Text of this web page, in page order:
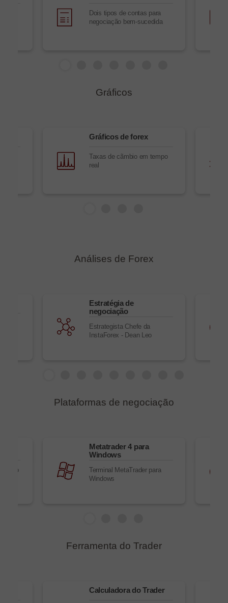
Dois tipos de contas para
negociação bem-sucedida
Gráficos
Gráficos de forex
Taxas de cãmbio em tempo
real
Análises de Forex
Estratégia de
negociação
Estrategista Chefe da
InstaForex - Dean Leo
Plataformas de negociação
no
Metatrader 4 para
Windows
Terminal MetaTrader para
Windows
Ferramenta do Trader
Calculadora do Trader